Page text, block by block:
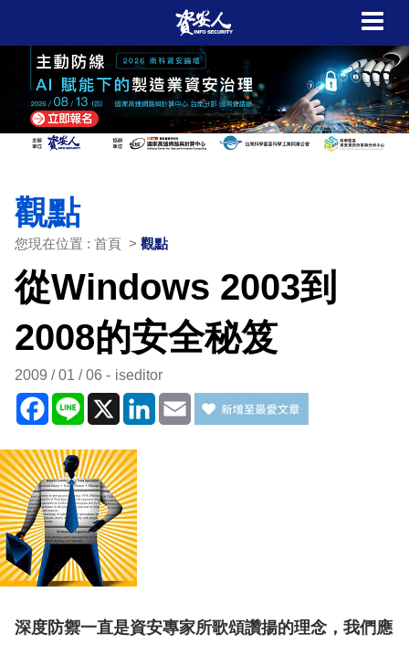
觀點
您現在位置 : 首頁 > 觀點
從Windows 2003到
2008的安全秘笈
2009 / 01 / 06 iseditor
Facebook
Line X LinkedIn
Email
深度防禦一直是資安專家所歌頌讚揚的理念，我們應